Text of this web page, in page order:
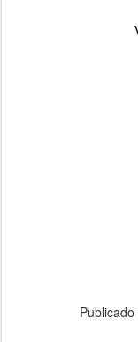
Publicado